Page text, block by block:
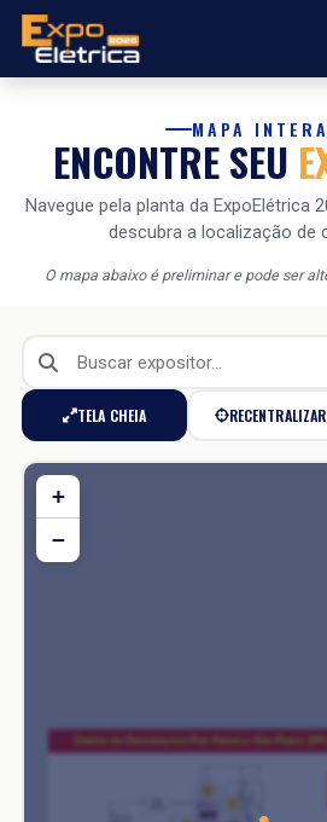
MAPA
ENCONTRE SEU
Navegue pela planta da ExpoElétrica
descubra a localização de
O mapa abaixo é preliminar e pode ser
TELA CHEIA RECENTRALIZAR
+
−